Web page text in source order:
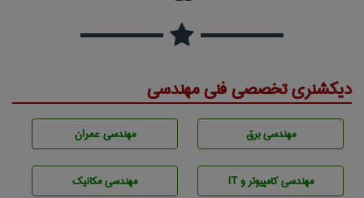
دیکشنری تخصصی فنی مهندسی
مهندسی برق مهندسی عمران
مهندسی كامپيوتر و IT مهندسی مکانیک